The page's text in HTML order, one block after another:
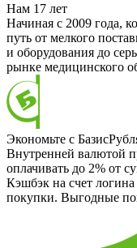
Нам 17 лет
Начиная с 2009 года,
путь от мелкого
и оборудования до
рынке медицинского
Экономьте с
Внутренней валютой
оплачивать до 2% от
Кэшбэк на счет логина
покупки. Выгодные